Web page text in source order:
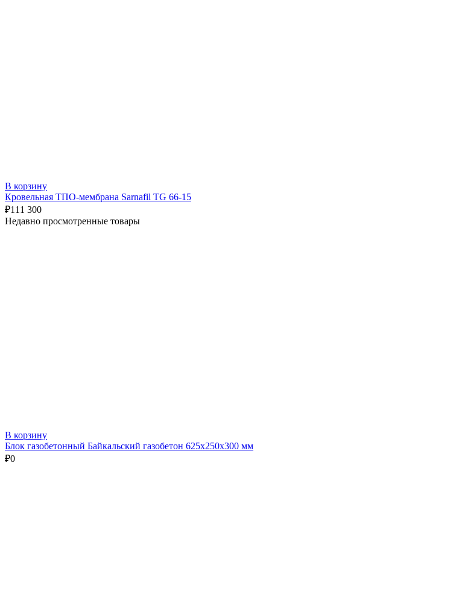
В корзину
Кровельная ТПО-мембрана Sarnafil TG 66-15
₽111 300
Недавно просмотренные товары
В корзину
Блок газобетонный Байкальский газобетон 625х250х300 мм
₽0